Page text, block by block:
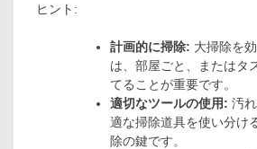
ヒント:
計画的に掃除: 大掃除を
は、部屋ごと、またはタ
てることが重要です。
適切なツールの使用: 汚
適な掃除道具を使い分け
除の鍵です。